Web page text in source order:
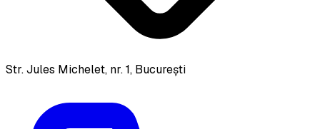
Str. Jules Michelet, nr. 1, București